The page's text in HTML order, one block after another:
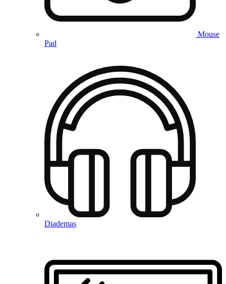
Mouse
Pad
Diademas